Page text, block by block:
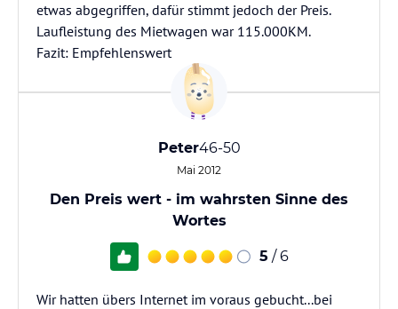
etwas abgegriffen, dafür stimmt jedoch der Preis.
Laufleistung des Mietwagen war 115.000KM.
Fazit: Empfehlenswert
Peter46-50
Mai 2012
Den Preis wert - im wahrsten Sinne des
Wortes
5 / 6
Wir hatten übers Internet im voraus gebucht...bei